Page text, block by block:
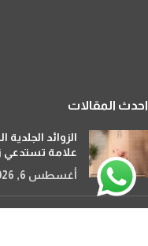
احدث المقالات
الزوائد
علامة تستدعي
أغسطس 6, 2026